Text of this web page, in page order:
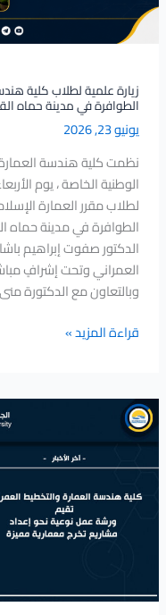
زيارة علمية لطلاب كلية
الطوافرة في مدينة حماه
يونيو 23, 2026
نظمت كلية هندسة
لطلاب مقرر العمارة
الطوافرة في مدينة حماه
الدكتور صفوت إبراهيم
العمراني وتحت إشرافٍ
وبالتعاون مع الدكتورة
حي
الطوافرة
مدينة
حماه
القديمة
قراءة المزيد »
كلية
هندسة
العمارة
والتخطيط
العمراني
ورشة
نحو